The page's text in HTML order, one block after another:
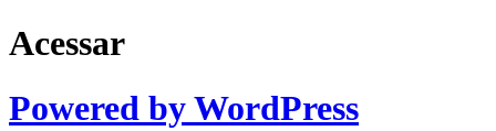
Acessar
Powered by WordPress